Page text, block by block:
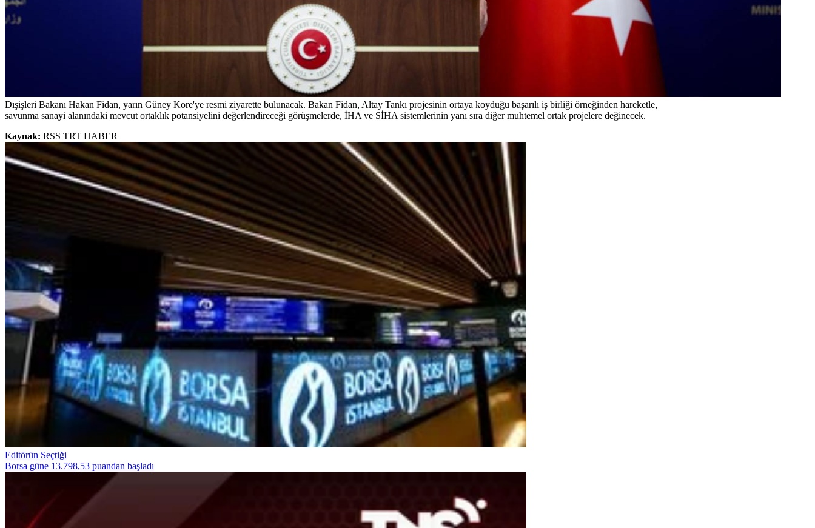
Dışişleri Bakanı Hakan Fidan, yarın Güney Kore'ye resmi ziyarette bulunacak. Bakan Fidan, Altay Tankı projesinin ortaya koyduğu başarılı iş birliği örneğinden hareketle,
savunma sanayi alanındaki mevcut ortaklık potansiyelini değerlendireceği görüşmelerde, İHA ve SİHA sistemlerinin yanı sıra diğer muhtemel ortak projelere değinecek.
Kaynak: RSS TRT HABER
Editörün Seçtiği
Borsa güne 13.798,53 puandan başladı